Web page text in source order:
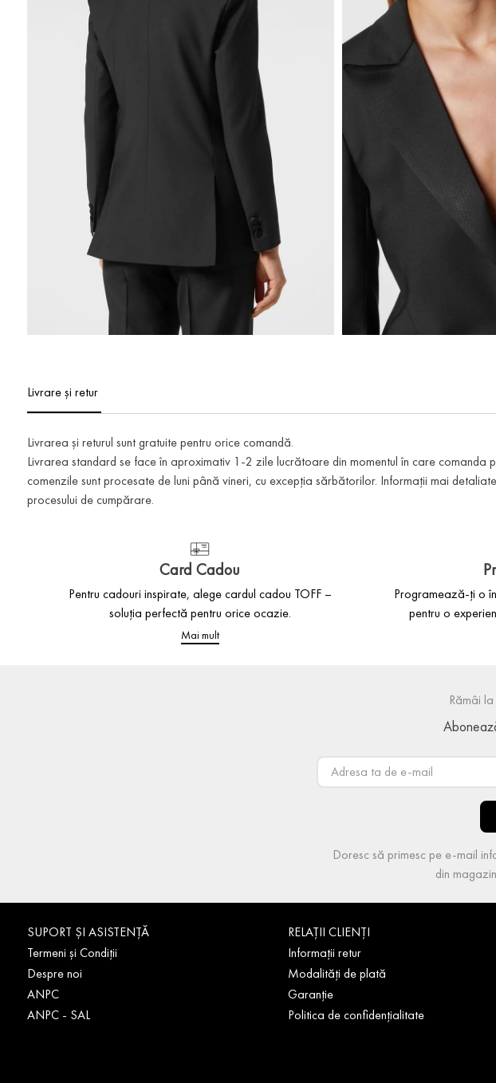
Livrare și retur
Livrarea și returul sunt gratuite pentru orice comandă.
Livrarea standard se face în aproximativ 1-2 zile lucrătoare din momentul în care comanda
comenzile sunt procesate de luni până vineri, cu excepția sărbătorilor. Informații mai
procesului de cumpărare.
Card Cadou
Pentru cadouri inspirate, alege cardul cadou TOFF –
soluția perfectă pentru orice ocazie.
Mai mult
Programează-ți o
pentru o
Rămâi
Doresc să primesc pe e-mail
din
SUPORT ȘI ASISTENȚĂ
Termeni și Condiții
Despre noi
ANPC
ANPC - SAL
RELAȚII CLIENȚI
Informații retur
Modalități de plată
Garanție
Politica de confidențialitate